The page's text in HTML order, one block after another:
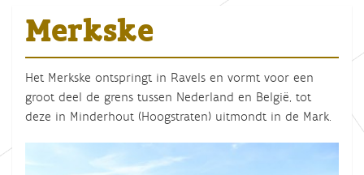
Merkske
Het Merkske ontspringt in Ravels en vormt voor een
groot deel de grens tussen Nederland en België, tot
deze in Minderhout (Hoogstraten) uitmondt in de Mark.